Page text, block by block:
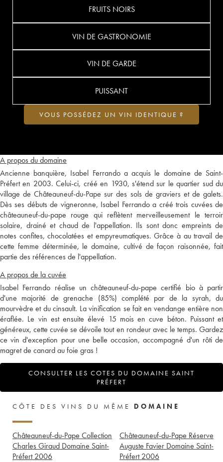
A propos du domaine
Ancienne banquière, Isabel Ferrando a acquis le domaine de Saint-
Préfert en 2003. Celui-ci, créé en 1930, s'étend sur le quartier sud du
village de Châteauneuf-du-Pape sur des sols de graviers et de galets.
Dès ses débuts de vigneronne, Isabel Ferrando a créé trois cuvées de
châteauneuf-du-pape rouge qui reflètent merveilleusement le terroir
solaire, drainé et chaud de l'appellation. Ils sont donc empreints de
notes confites, chocolatées et empyreumatiques. Grâce à au travail de
cette femme déterminée, le domaine, cultivé de façon raisonnée, fait
partie des références de l'appellation.
A propos de la cuvée
Isabel Ferrando réalise un châteauneuf-du-pape certifié bio à partir
d'une majorité de grenache (85%) complété par de la syrah, du
mourvèdre et du cinsault. La vinification se fait en vendange entière non
éraflée. Le vin est ensuite élevé 15 mois en cuve béton. Puissant et
généreux, cette cuvée se dévoile tout en rondeur avec le temps. Gardez
ce vin d'exception pour une belle occasion, accompagné d'un rôti de
magret de canard au foie gras !
CONSULTER LES COTES DU DOMAINE SAINT
PRÉFERT
FRUITS NOIRS
VIN DE GASTRONOMIE
VIN DE GARDE
PUISSANT
VOUS POSSÉDEZ UN VIN IDENTIQUE ?
CÔTE DES VINS DU MÊME DOMAINE
Châteauneuf-du-Pape Collection
Charles Giraud Domaine Saint-
Préfert 2006
Châteauneuf-du-Pape Réserve
Auguste Favier Domaine Saint-
Préfert 2006